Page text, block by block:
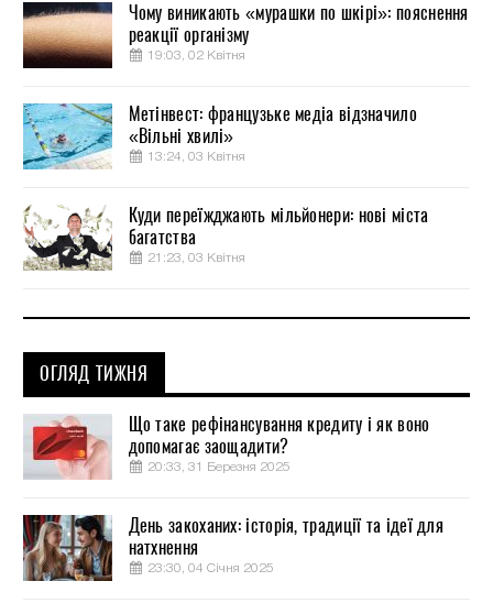
Чому виникають «мурашки по шкірі»: пояснення
реакції організму
19:03, 02 Квітня
Метінвест: французьке медіа відзначило
«Вільні хвилі»
13:24, 03 Квітня
Куди переїжджають мільйонери: нові міста
багатства
21:23, 03 Квітня
ОГЛЯД ТИЖНЯ
Що таке рефінансування кредиту і як воно
допомагає заощадити?
20:33, 31 Березня 2025
День закоханих: історія, традиції та ідеї для
натхнення
23:30, 04 Січня 2025